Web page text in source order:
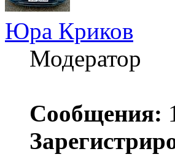
Юра Криков
Модератор
Сообщения: